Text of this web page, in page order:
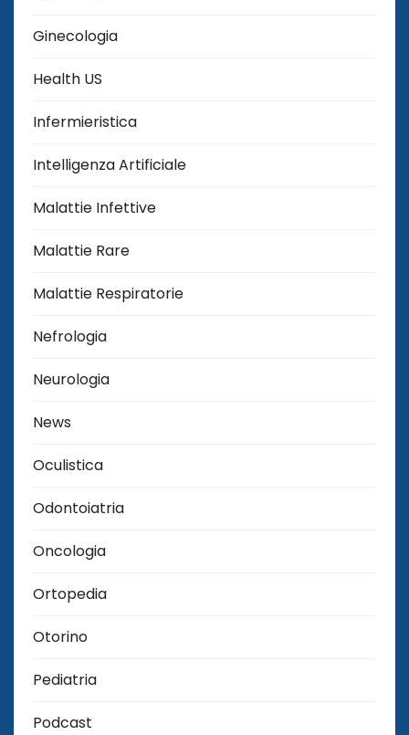
Ginecologia
Health US
Infermieristica
Intelligenza Artificiale
Malattie Infettive
Malattie Rare
Malattie Respiratorie
Nefrologia
Neurologia
News
Oculistica
Odontoiatria
Oncologia
Ortopedia
Otorino
Pediatria
Podcast